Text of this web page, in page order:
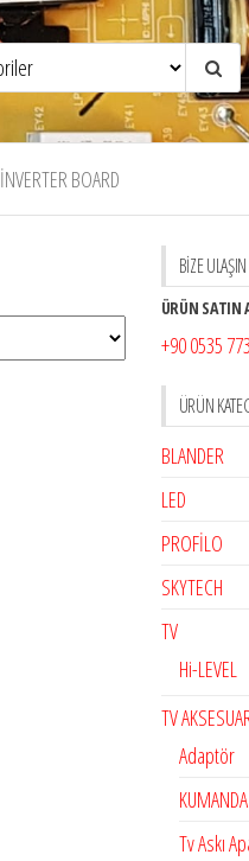
İNVERTER BOARD
BİZE ULAŞIN
ÜRÜN SATIN
+90 0535
ÜRÜN
BLANDER
LED
PROFİLO
SKYTECH
TV
Hi-LEVEL
TV
Adaptör
Tv Askı